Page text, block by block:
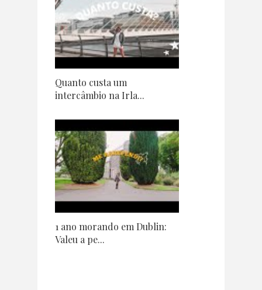
Quanto custa um
intercâmbio na Irla...
1 ano morando em Dublin:
Valeu a pe...